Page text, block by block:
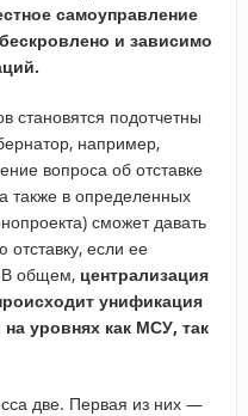
самоуправление
и зависимо
становятся подотчетны
например,
вопроса об отставке
также в определенных
сможет давать
отставку, если ее
В общем, централизация
унификация
уровнях как МСУ, так
две. Первая из них —